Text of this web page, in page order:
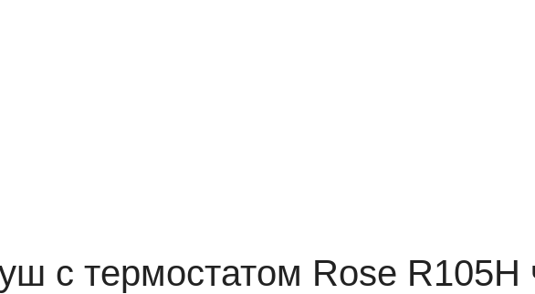
с термостатом Rose